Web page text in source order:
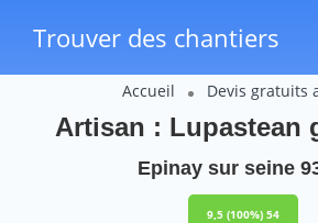
Trouver des chantiers
Accueil Devis gratuits
Artisan : Lupastean
Epinay sur seine
9,5 (100%) 54